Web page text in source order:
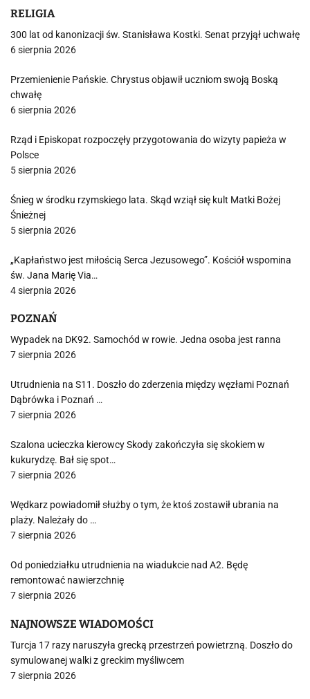
RELIGIA
300 lat od kanonizacji św. Stanisława Kostki. Senat przyjął uchwałę
6 sierpnia 2026
Przemienienie Pańskie. Chrystus objawił uczniom swoją Boską
chwałę
6 sierpnia 2026
Rząd i Episkopat rozpoczęły przygotowania do wizyty papieża w
Polsce
5 sierpnia 2026
Śnieg w środku rzymskiego lata. Skąd wziął się kult Matki Bożej
Śnieżnej
5 sierpnia 2026
„Kapłaństwo jest miłością Serca Jezusowego”. Kościół wspomina
św. Jana Marię Via…
4 sierpnia 2026
POZNAŃ
Wypadek na DK92. Samochód w rowie. Jedna osoba jest ranna
7 sierpnia 2026
Utrudnienia na S11. Doszło do zderzenia między węzłami Poznań
Dąbrówka i Poznań …
7 sierpnia 2026
Szalona ucieczka kierowcy Skody zakończyła się skokiem w
kukurydzę. Bał się spot…
7 sierpnia 2026
Wędkarz powiadomił służby o tym, że ktoś zostawił ubrania na
plaży. Należały do …
7 sierpnia 2026
Od poniedziałku utrudnienia na wiadukcie nad A2. Będę
remontować nawierzchnię
7 sierpnia 2026
NAJNOWSZE WIADOMOŚCI
Turcja 17 razy naruszyła grecką przestrzeń powietrzną. Doszło do
symulowanej walki z greckim myśliwcem
7 sierpnia 2026